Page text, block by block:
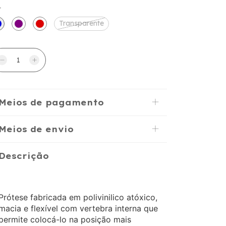
Transparente
de pagamento
de envio
fabricada em polivinilico atóxico,
e flexível com vertebra interna que
colocá-lo na posição mais